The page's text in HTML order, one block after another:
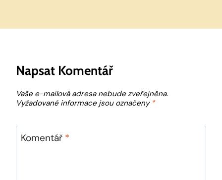
Napsat Komentář
Vaše e-mailová adresa nebude zveřejněna.
Vyžadované informace jsou označeny *
Komentář *